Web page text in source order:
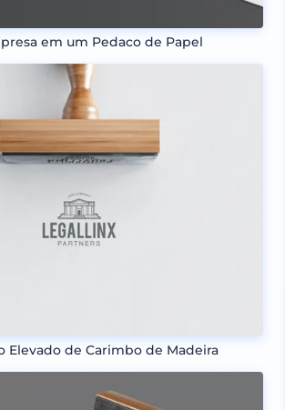
em um Pedaco de Papel
Elevado de Carimbo de Madeira